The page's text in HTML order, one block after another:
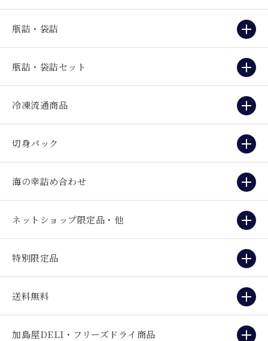
瓶詰・袋詰
瓶詰・袋詰セット
冷凍流通商品
切身パック
海の幸詰め合わせ
ネットショップ限定品・他
特別限定品
送料無料
加島屋DELI・フリーズドライ商品